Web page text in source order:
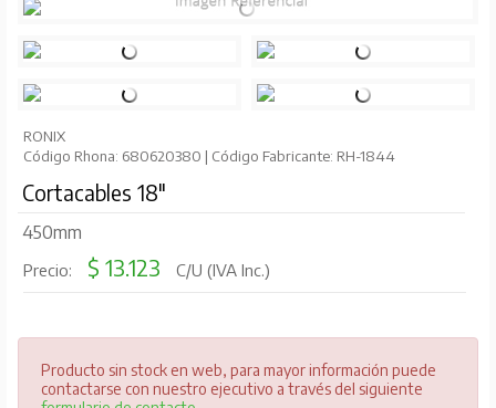
RONIX
Código Rhona: 680620380 | Código Fabricante: RH-1844
Cortacables 18"
450mm
Precio: $ 13.123 C/U (IVA Inc.)
Producto sin stock en web, para mayor información puede
contactarse con nuestro ejecutivo a través del siguiente